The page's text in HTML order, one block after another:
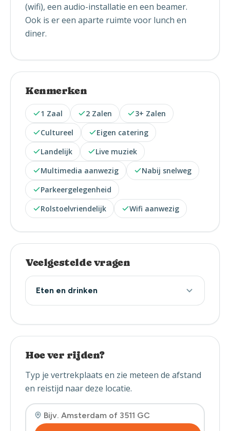
(wifi), een audio-installatie en een beamer.
Ook is er een aparte ruimte voor lunch en
diner.
Kenmerken
1 Zaal 2 Zalen
3+ Zalen
Cultureel
Eigen catering
Landelijk
Live muziek
Multimedia aanwezig
Nabij snelweg
Parkeergelegenheid
Rolstoelvriendelijk
Wifi aanwezig
Veelgestelde vragen
Eten en drinken
Hoe ver rijden?
Typ je vertrekplaats en zie meteen de afstand
en reistijd naar deze locatie.